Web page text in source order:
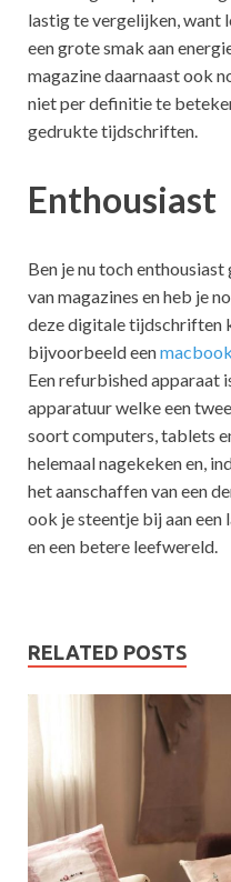
lastig te vergelijken, want
een grote smak aan
magazine daarnaast ook
niet per definitie te
gedrukte tijdschriften.
Enthousiast
Ben je nu toch
van magazines en heb je
deze digitale tijdschriften
bijvoorbeeld een
Een refurbished apparaat
apparatuur welke een
soort computers, tablets
helemaal nagekeken en,
het aanschaffen van een
ook je steentje bij aan een
en een betere leefwereld.
RELATED POSTS